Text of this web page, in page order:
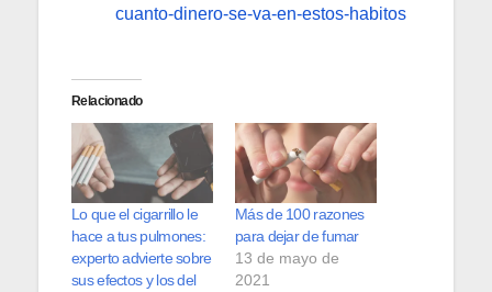
cuanto-dinero-se-va-en-estos-habitos
Relacionado
Lo que el cigarrillo le
hace a tus pulmones:
experto advierte sobre
sus efectos y los del
Más de 100 razones
para dejar de fumar
13 de mayo de
2021